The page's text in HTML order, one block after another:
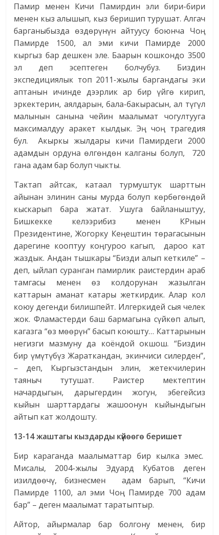
Памир менен Кичи Памирдин эли бири-бири
менен кыз алышып, кыз беришип турушат. Алгач
барганыбызда өздөрүнүн айтуусу боюнча Чоң
Памирде 1500, ал эми кичи Памирде 2000
кыргыз бар дешкен эле. Баарын кошкондо 3500
эл деп эсептеген болчубуз. Биздин
экспедициялык топ 2011-жылы баргандагы эки
аптанын ичинде дээрлик ар бир үйгө кирип,
эркектерин, аялдарын, бала-бакырасын, ал түгүл
малынын санына чейин маалымат чогултууга
максималдуу аракет кылдык. Эң чоң трагедия
бул. Акыркы жылдары кичи Памирдеги 2000
адамдын ордуна өлгөндөн калганы болуп, 720
гана адам бар болуп чыкты.
Тактап айтсак, катаал турмуштук шарттын
айынан элинин саны мурда болуп көрбөгөндөй
кыскарып бара жатат. Ушуга байланыштуу,
Бишкекке келээрибиз менен КРнын
Президентине, Жогорку Кеңештин төрагасынын
дарегине кооптуу коңгуроо кагып, дароо кат
жаздык. Андан тышкары “Бизди алып кеткиле” –
деп, ыйлап суранган памирлик раистердин араб
тамгасы менен өз колдорунан жазылган
каттарын аманат катары жеткирдик. Алар кол
коюу дегенди билишпейт. Илгеркидей сыя челек
жок. Фламастерди баш бармагына сүйкөп алып,
кагазга “өз мөөрүн” басып коюшту… Каттарынын
негизги мазмуну да коёндой окшош. “Биздин
бир үмүтүбүз Жараткандан, экинчиси силерден”,
– деп, Кыргызстандын элин, жетекчилерин
таяныч тутушат. Раистер мектептин
начардыгын, дарыгердин жогун, эбегейсиз
кыйын шарттардагы жашоонун кыйындыгын
айтып кат жолдошту.
13-14 жаштагы кыздарды күйөөгө беришет
Бир караганда маалыматтар бир кылка эмес.
Мисалы, 2004-жылы Эдуард Кубатов деген
изилдөөчү, бизнесмен адам барып, “Кичи
Памирде 1100, ал эми Чоң Памирде 700 адам
бар” – деген маалымат таратыптыр.
Айтор, айырмалар бар болгону менен, бир